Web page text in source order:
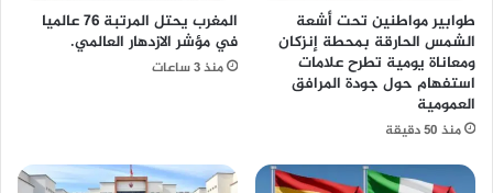
طوابير مواطنين تحت أشعة
الشمس الحارقة بمحطة إنزكان
ومعاناة يومية تطرح علامات
استفهام حول جودة المرافق
العمومية
منذ 50 دقيقة
المغرب يحتل المرتبة 76 عالميا
في مؤشر الازدهار العالمي.
منذ 3 ساعات